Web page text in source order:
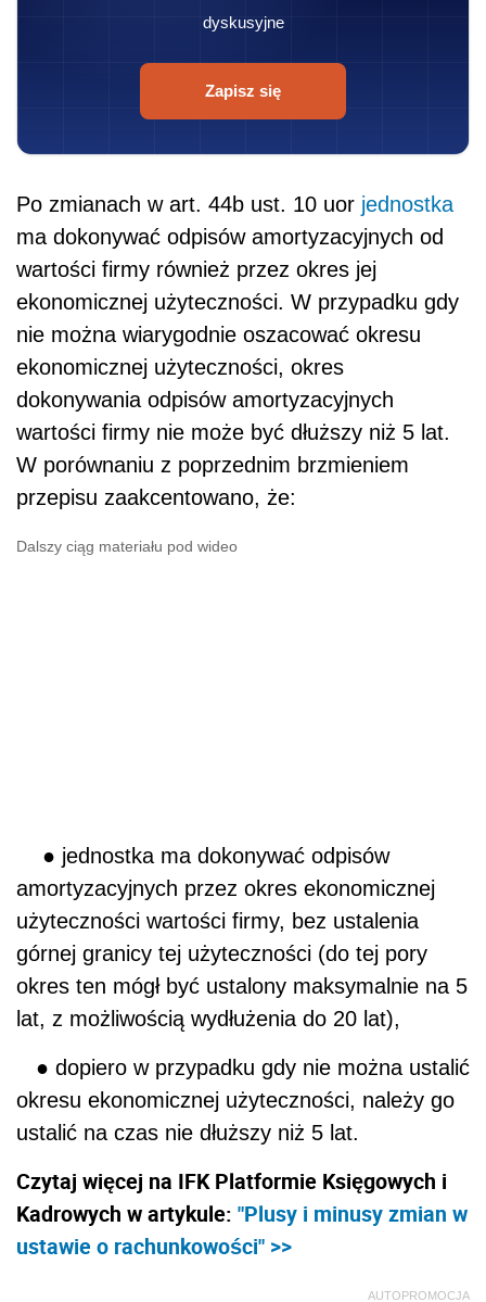
dyskusyjne
Zapisz się
Po zmianach w art. 44b ust. 10 uor jednostka
ma dokonywać odpisów amortyzacyjnych od
wartości firmy również przez okres jej
ekonomicznej użyteczności. W przypadku gdy
nie można wiarygodnie oszacować okresu
ekonomicznej użyteczności, okres
dokonywania odpisów amortyzacyjnych
wartości firmy nie może być dłuższy niż 5 lat.
W porównaniu z poprzednim brzmieniem
przepisu zaakcentowano, że:
Dalszy ciąg materiału pod wideo
● jednostka ma dokonywać odpisów
amortyzacyjnych przez okres ekonomicznej
użyteczności wartości firmy, bez ustalenia
górnej granicy tej użyteczności (do tej pory
okres ten mógł być ustalony maksymalnie na 5
lat, z możliwością wydłużenia do 20 lat),
● dopiero w przypadku gdy nie można ustalić
okresu ekonomicznej użyteczności, należy go
ustalić na czas nie dłuższy niż 5 lat.
Czytaj więcej na IFK Platformie Księgowych i
Kadrowych w artykule: "Plusy i minusy zmian w
ustawie o rachunkowości" >>
AUTOPROMOCJA